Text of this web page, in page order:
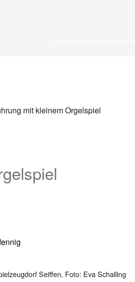
Seiffen, Foto: Eva Schalling